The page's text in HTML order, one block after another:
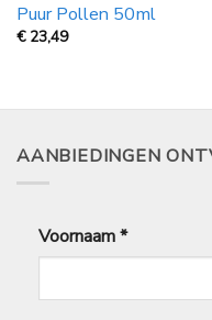
Puur Pollen 50ml
€ 23,49
AANBIEDINGEN
Voornaam*